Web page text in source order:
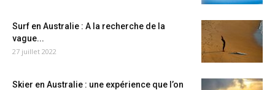
Surf en Australie : A la recherche de la
vague...
27 juillet 2022
Skier en Australie : une expérience que l’on